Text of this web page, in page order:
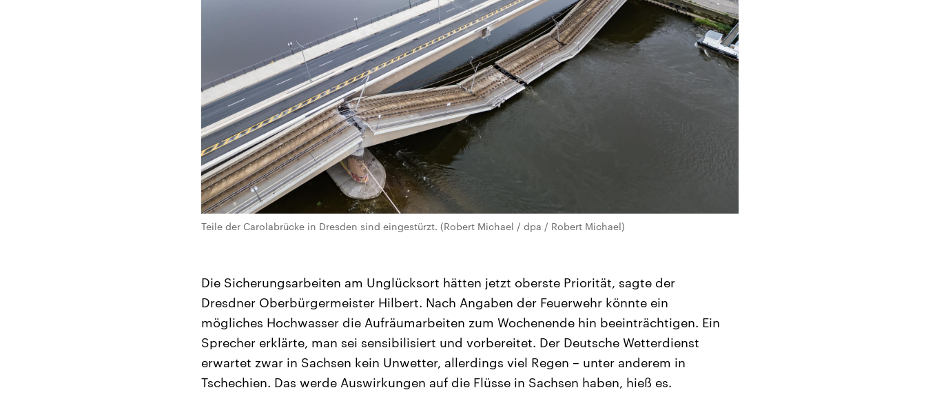
Teile der Carolabrücke in Dresden sind eingestürzt. (Robert Michael / dpa / Robert Michael)
Die Sicherungsarbeiten am Unglücksort hätten jetzt oberste Priorität, sagte der
Dresdner Oberbürgermeister Hilbert. Nach Angaben der Feuerwehr könnte ein
mögliches Hochwasser die Aufräumarbeiten zum Wochenende hin beeinträchtigen. Ein
Sprecher erklärte, man sei sensibilisiert und vorbereitet. Der Deutsche Wetterdienst
erwartet zwar in Sachsen kein Unwetter, allerdings viel Regen – unter anderem in
Tschechien. Das werde Auswirkungen auf die Flüsse in Sachsen haben, hieß es.